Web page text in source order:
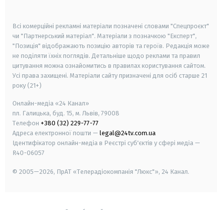
Всі комерційні рекламні матеріали позначені словами "Спецпроєкт"
чи "Партнерський матеріал". Матеріали з позначкою "Експерт",
"Позиція" відображають позицію авторів та героїв. Редакція може
не поділяти їхніх поглядів. Детальніше щодо реклами та правил
цитування можна ознайомитись в правилах користування сайтом.
Усі права захищені. Матеріали сайту призначені для осіб старше 21
року (21+)
Онлайн-медіа «24 Канал»
пл. Галицька, буд. 15, м. Львів, 79008
Телефон +380 (32) 229-77-77
Адреса електронної пошти — legal@24tv.com.ua
Ідентифікатор онлайн-медіа в Реєстрі суб'єктів у сфері медіа —
R40-06057
© 2005—2026, ПрАТ «Телерадіокомпанія "Люкс"», 24 Канал.